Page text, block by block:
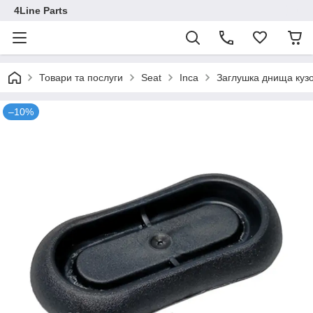
4Line Parts
Товари та послуги Seat Inca Заглушка днища
–10%